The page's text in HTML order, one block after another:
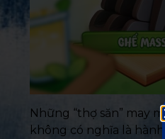
Những “thợ săn” may
không có nghĩa là